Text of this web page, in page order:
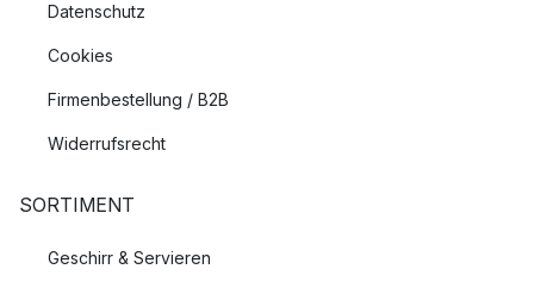
Datenschutz
Cookies
Firmenbestellung / B2B
Widerrufsrecht
SORTIMENT
Geschirr & Servieren